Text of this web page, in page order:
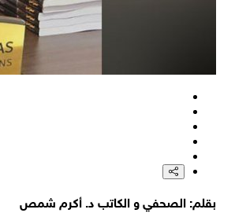
بقلم: الصحفي و الكاتب د. أكرم شمص